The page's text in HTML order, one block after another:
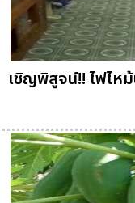
เชิญพิสูจน์!! ไฟไห